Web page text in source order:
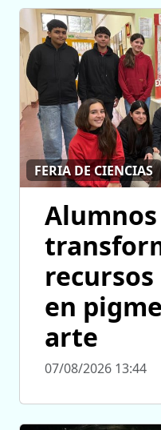
FERIA DE CIENCIAS
en
arte
07/08/2026 13:44